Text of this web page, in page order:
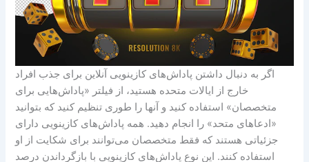
اگر به دنبال داشتن پاداش‌های کازینویی آنلاین برای جذب افراد
خارج از ایالات متحده هستید، از فیلتر «پاداش‌هایی برای
متخصصان» استفاده کنید و آنها را طوری تنظیم کنید که بتوانید
«ادعاهای متحد» را انجام دهید. همه پاداش‌های کازینویی دارای
جزئیاتی هستند که فقط متخصصان می‌توانند برای شکایت از او
استفاده کنند. این نوع پاداش‌های کازینویی با بازگرداندن درصد